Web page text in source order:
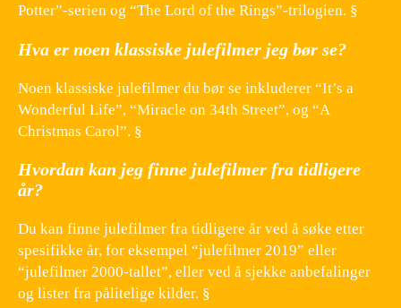
Potter”-serien og “The Lord of the Rings”-trilogien. §
Hva er noen klassiske julefilmer jeg bør se?
Noen klassiske julefilmer du bør se inkluderer “It’s a
Wonderful Life”, “Miracle on 34th Street”, og “A
Christmas Carol”. §
Hvordan kan jeg finne julefilmer fra tidligere
år?
Du kan finne julefilmer fra tidligere år ved å søke etter
spesifikke år, for eksempel “julefilmer 2019” eller
“julefilmer 2000-tallet”, eller ved å sjekke anbefalinger
og lister fra pålitelige kilder. §